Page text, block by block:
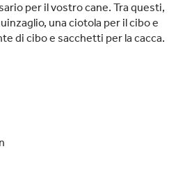
per il vostro cane. Tra questi,
una ciotola per il cibo e
di cibo e sacchetti per la cacca.